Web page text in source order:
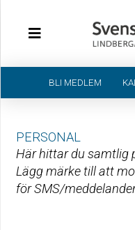
BLI MEDLEM
PERSONAL
Här hittar du samtlig
Lägg märke till att
för SMS/